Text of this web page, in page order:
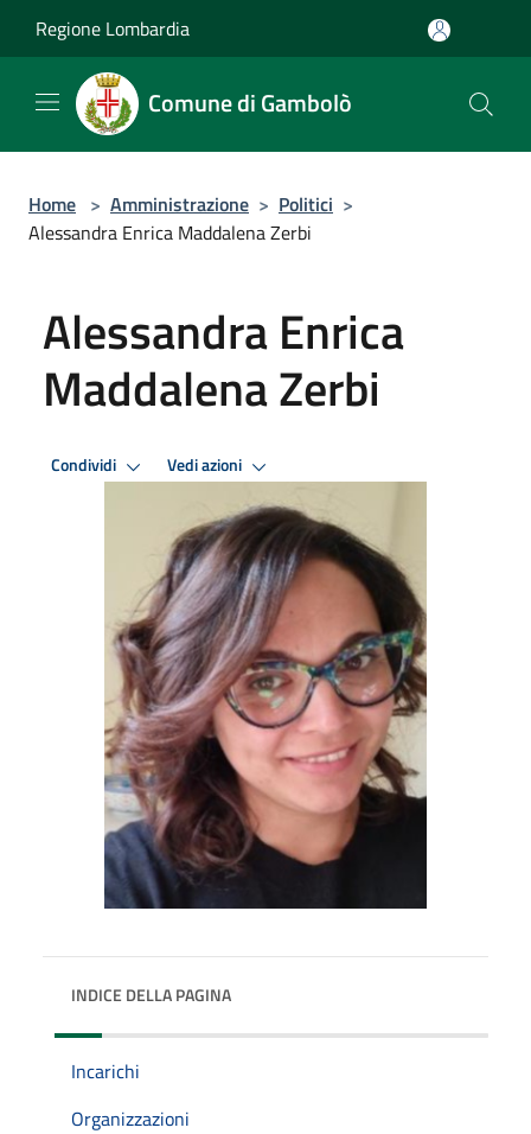
Regione Lombardia
Comune di Gambolò
Home > Amministrazione > Politici >
Alessandra Enrica Maddalena Zerbi
Alessandra Enrica
Maddalena Zerbi
Condividi Vedi azioni
INDICE DELLA PAGINA
Incarichi
Organizzazioni